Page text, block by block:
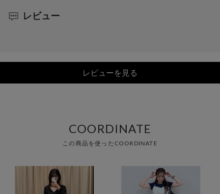
レビュー
レビューを見る
COORDINATE
この商品を使ったCOORDINATE